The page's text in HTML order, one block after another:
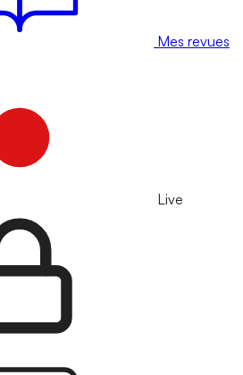
Mes revues
Live